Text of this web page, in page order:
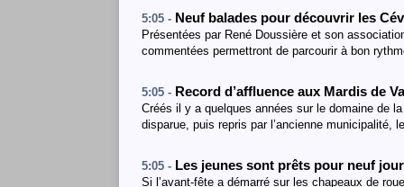
5:05 - Neuf balades pour découvrir les
Présentées par René Doussière et son
commentées permettront de parcourir à bon
5:05 - Record d’affluence aux Mardis de
Créés il y a quelques années sur le domaine de
disparue, puis repris par l’ancienne
5:05 - Les jeunes sont prêts pour neuf
Si l’avant-fête a démarré sur les chapeaux de